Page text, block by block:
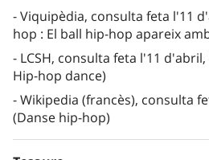
Viquipèdia, consulta feta l'11
hop : El ball hip-hop apareix
LCSH, consulta feta l'11
Hip-hop dance)
Wikipedia (francès), consulta
(Danse hip-hop)